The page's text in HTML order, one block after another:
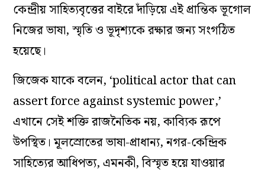
কেন্দ্রীয় সাহিত্যবৃত্তের বাইরে দাঁড়িয়ে এই প্রান্তিক ভূগোল
নিজের ভাষা, স্মৃতি ও ভূদৃশ্যকে রক্ষার জন্য সংগঠিত
হয়েছে।
জিজেক যাকে বলেন, ‘political actor that can
assert force against systemic power,’
এখানে সেই শক্তি রাজনৈতিক নয়, কাব্যিক রূপে
উপস্থিত। মূলস্রোতের ভাষা-প্রাধান্য, নগর-কেন্দ্রিক
সাহিত্যের আধিপত্য, এমনকী, বিস্মৃত হয়ে যাওয়ার